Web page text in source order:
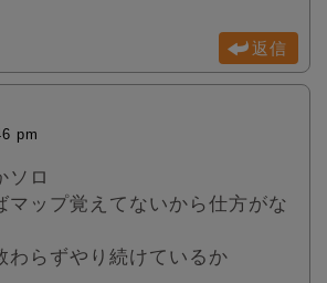
返信
pm
ソロ
マップ覚えてないから仕方がな
わらずやり続けているか